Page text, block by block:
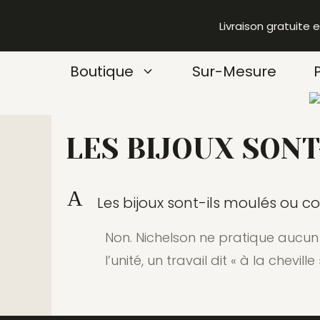
contenu
Livraison gratuite
Boutique Sur-Mesure
LES BIJOUX
A Les bijoux sont-ils moulés ou
Non. Nichelson ne pratique
l’unité, un travail dit « à la cheville